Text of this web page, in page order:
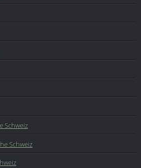
Schweiz
Schweiz